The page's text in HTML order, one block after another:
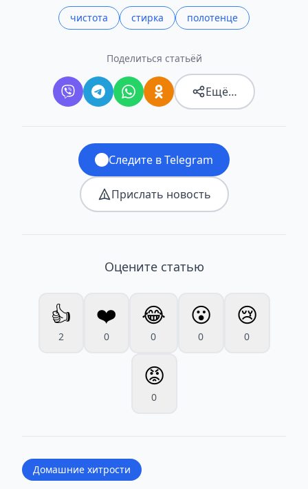
чистота стирка полотенце
Поделиться статьёй
Ещё…
Следите в Telegram
Прислать новость
Оцените статью
👍
2
❤️
0
😂
0
😮
0
😢
0
😡
0
Домашние хитрости